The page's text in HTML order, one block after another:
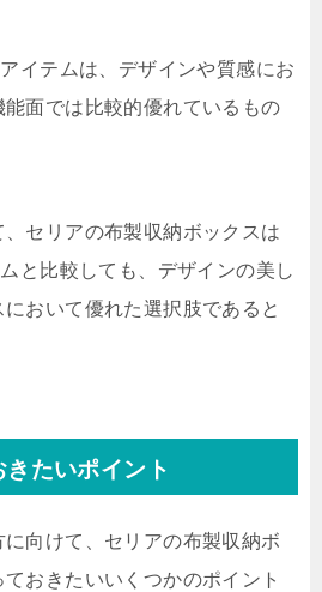
イテムは、デザインや質感にお
面では比較的優れているもの
セリアの布製収納ボックスは
と比較しても、デザインの美し
おいて優れた選択肢であると
たいポイント
向けて、セリアの布製収納ボ
おきたいいくつかのポイント